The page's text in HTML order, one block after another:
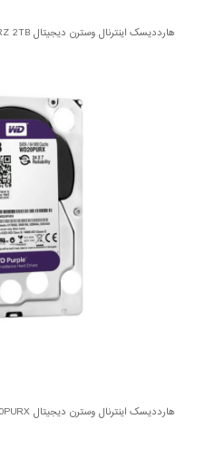
هارددیسک اینترنال وسترن دیجیتال WD20PURZ 2TB
هارددیسک اینترنال وسترن دیجیتال 2TB WD20PURX